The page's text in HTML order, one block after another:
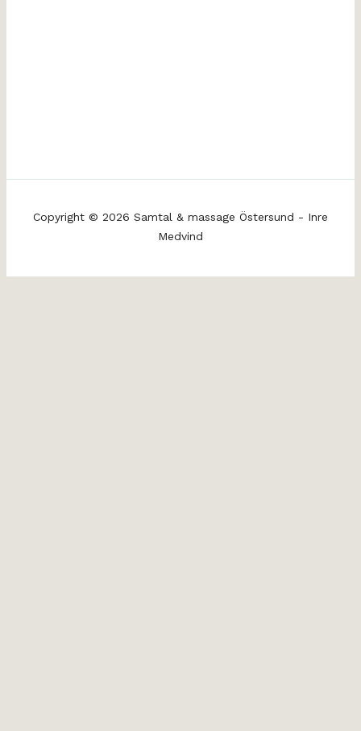
Copyright © 2026 Samtal & massage Östersund - Inre
Medvind